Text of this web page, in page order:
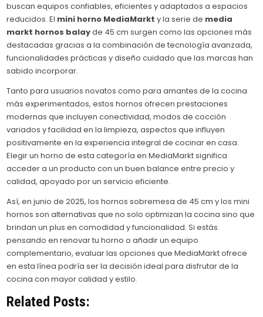
buscan equipos confiables, eficientes y adaptados a espacios
reducidos. El mini horno MediaMarkt y la serie de media
markt hornos balayde 45 cm surgen como las opciones más
destacadas gracias a la combinación de tecnología avanzada,
funcionalidades prácticas y diseño cuidado que las marcas han
sabido incorporar.
Tanto para usuarios novatos como para amantes de la cocina
más experimentados, estos hornos ofrecen prestaciones
modernas que incluyen conectividad, modos de cocción
variados y facilidad en la limpieza, aspectos que influyen
positivamente en la experiencia integral de cocinar en casa.
Elegir un horno de esta categoría en MediaMarkt significa
acceder a un producto con un buen balance entre precio y
calidad, apoyado por un servicio eficiente.
Así, en junio de 2025, los hornos sobremesa de 45 cm y los mini
hornos son alternativas que no solo optimizan la cocina sino que
brindan un plus en comodidad y funcionalidad. Si estás
pensando en renovar tu horno o añadir un equipo
complementario, evaluar las opciones que MediaMarkt ofrece
en esta línea podría ser la decisión ideal para disfrutar de la
cocina con mayor calidad y estilo.
Related Posts: